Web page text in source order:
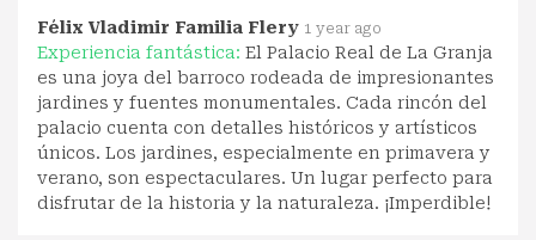
Félix Vladimir Familia Flery 1 year ago
Experiencia fantástica: El Palacio Real de La Granja
es una joya del barroco rodeada de impresionantes
jardines y fuentes monumentales. Cada rincón del
palacio cuenta con detalles históricos y artísticos
únicos. Los jardines, especialmente en primavera y
verano, son espectaculares. Un lugar perfecto para
disfrutar de la historia y la naturaleza. ¡Imperdible!